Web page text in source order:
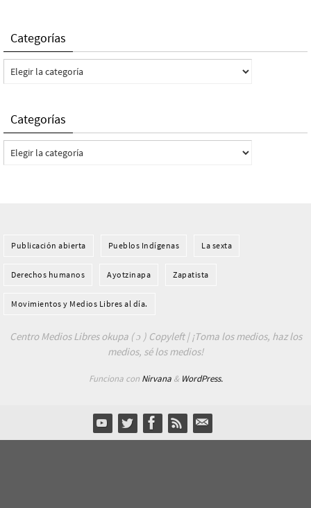
Categorías
Categorías
Categorías
Categorías
Publicación abierta Pueblos Indí­genas La sexta
Derechos humanos Ayotzinapa Zapatista
Movimientos y Medios Libres al día.
Centro Medios Libres okupa ( ɔ ) Copyleft | ¡Toma los medios, haz los
medios, sé los medios!
Funciona con Nirvana& WordPress.